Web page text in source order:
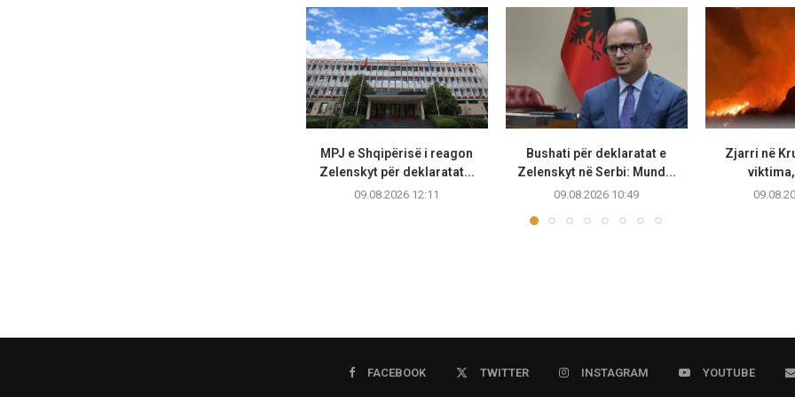
MPJ e Shqipërisë i reagon
Zelenskyt për deklaratat...
09.08.2026 12:11
Bushati për deklaratat e
Zelenskyt në Serbi: Mund...
09.08.2026 10:49
Zjarri në
FACEBOOK TWITTER INSTAGRAM YOUTUBE